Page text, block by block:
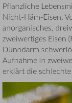
Pflanzliche
Nicht-Häm-Eisen.
anorganisches,
zweiwertiges Eisen
Dünndarm
Aufnahme in
erklärt die